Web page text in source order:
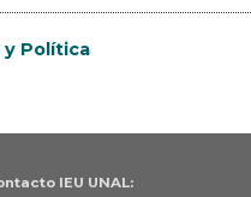
y Política
IEU UNAL: